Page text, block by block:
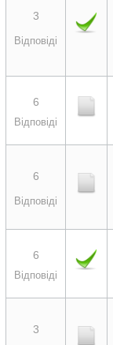
3
Відповіді
6
Відповіді
6
Відповіді
6
Відповіді
3